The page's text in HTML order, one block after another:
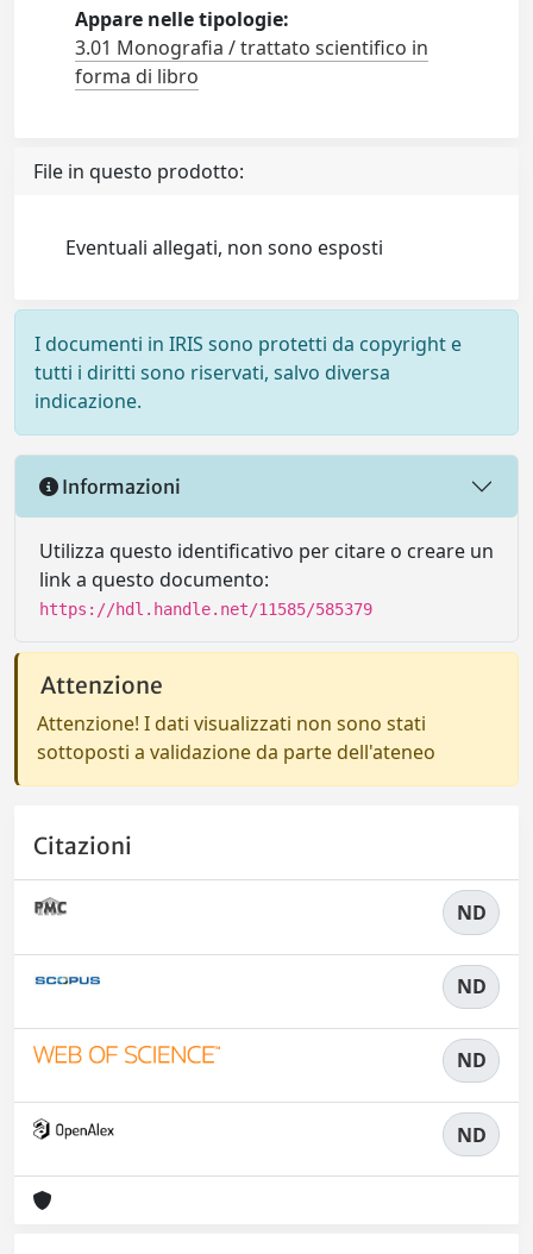
Appare nelle tipologie:
3.01 Monografia / trattato scientifico in
forma di libro
File in questo prodotto:
Eventuali allegati, non sono esposti
I documenti in IRIS sono protetti da copyright e
tutti i diritti sono riservati, salvo diversa
indicazione.
Informazioni
Utilizza questo identificativo per citare o creare un
link a questo documento:
https://hdl.handle.net/11585/585379
Attenzione
Attenzione! I dati visualizzati non sono stati
sottoposti a validazione da parte dell'ateneo
Citazioni
ND
ND
ND
ND